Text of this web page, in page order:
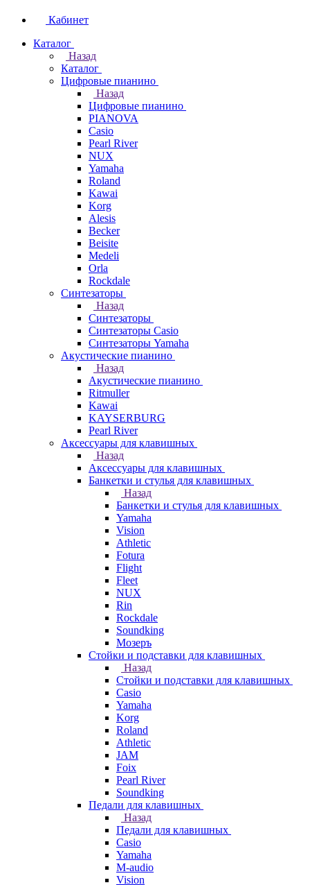
Кабинет
Каталог
Назад
Каталог
Цифровые пианино
Назад
Цифровые пианино
PIANOVA
Casio
Pearl River
NUX
Yamaha
Roland
Kawai
Korg
Alesis
Becker
Beisite
Medeli
Orla
Rockdale
Синтезаторы
Назад
Синтезаторы
Синтезаторы Casio
Синтезаторы Yamaha
Акустические пианино
Назад
Акустические пианино
Ritmuller
Kawai
KAYSERBURG
Pearl River
Аксессуары для клавишных
Назад
Аксессуары для клавишных
Банкетки и стулья для клавишных
Назад
Банкетки и стулья для клавишных
Yamaha
Vision
Athletic
Fotura
Flight
Fleet
NUX
Rin
Rockdale
Soundking
Мозеръ
Стойки и подставки для клавишных
Назад
Стойки и подставки для клавишных
Casio
Yamaha
Korg
Roland
Athletic
JAM
Foix
Pearl River
Soundking
Педали для клавишных
Назад
Педали для клавишных
Casio
Yamaha
M-audio
Vision